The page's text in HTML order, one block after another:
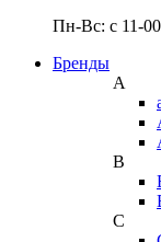
Пн-Вс: с 11-
Бренды
A
B
C